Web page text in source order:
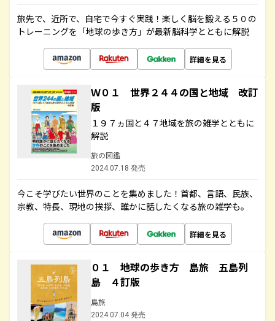
旅先で、近所で、自宅で今すぐ実践！楽しく脳を鍛える５０の
トレーニングを「地球の歩き方」が最新脳科学とともに解説
詳細を見る
Ｗ０１ 世界２４４の国と地域 改訂
版
１９７ヵ国と４７地域を旅の雑学とともに
解説
旅の図鑑
2024.07.18 発売
今こそ学びたい世界のことを集めました！首都、言語、民族、
宗教、特長、現地の挨拶、誰かに話したくなる旅の雑学も。
詳細を見る
０１ 地球の歩き方 島旅 五島列
島 ４訂版
島旅
2024.07.04 発売